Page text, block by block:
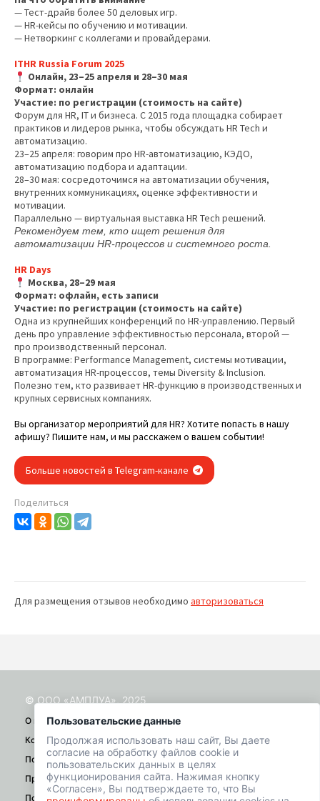
— Тест-драйв более 50 деловых игр.
— HR-кейсы по обучению и мотивации.
— Нетворкинг с коллегами и провайдерами.
ITHR Russia Forum 2025
Онлайн, 23–25 апреля и 28–30 мая
Формат: онлайн
Участие: по регистрации (стоимость на сайте)
Форум для HR, IT и бизнеса. С 2015 года площадка собирает
практиков и лидеров рынка, чтобы обсуждать HR Tech и
автоматизацию.
23–25 апреля: говорим про HR-автоматизацию, КЭДО,
автоматизацию подбора и адаптации.
28–30 мая: сосредоточимся на автоматизации обучения,
внутренних коммуникациях, оценке эффективности и
мотивации.
Параллельно — виртуальная выставка HR Tech решений.
Рекомендуем тем, кто ищет решения для
автоматизации HR-процессов и системного роста.
HR Days
Москва, 28–29 мая
Формат: офлайн, есть записи
Участие: по регистрации (стоимость на сайте)
Одна из крупнейших конференций по HR-управлению. Первый
день про управление эффективностью персонала, второй —
про производственный персонал.
В программе: Performance Management, системы мотивации,
автоматизация HR-процессов, темы Diversity & Inclusion.
Полезно тем, кто развивает HR-функцию в производственных и
крупных сервисных компаниях.
Вы организатор мероприятий для HR? Хотите попасть в нашу
афишу? Пишите нам, и мы расскажем о вашем событии!
Больше новостей в Telegram-канале
Поделиться
Для размещения отзывов необходимо авторизоваться
Пользовательские данные
Продолжая использовать наш сайт, Вы даете
согласие на обработку файлов cookie и
пользовательских данных в целях
функционирования сайта. Нажимая кнопку
«Согласен», Вы подтверждаете то, что Вы
© ООО «АМПЛУА», 2025
О проекте
Контакты
Помощь
Правила
Политика конфиденциальности